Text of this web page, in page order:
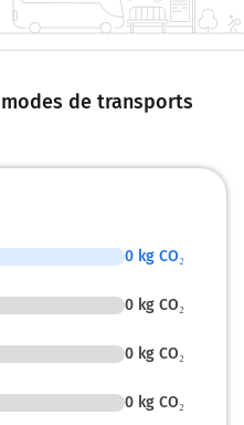
de transports
0 kg CO₂
0 kg CO₂
0 kg CO₂
0 kg CO₂